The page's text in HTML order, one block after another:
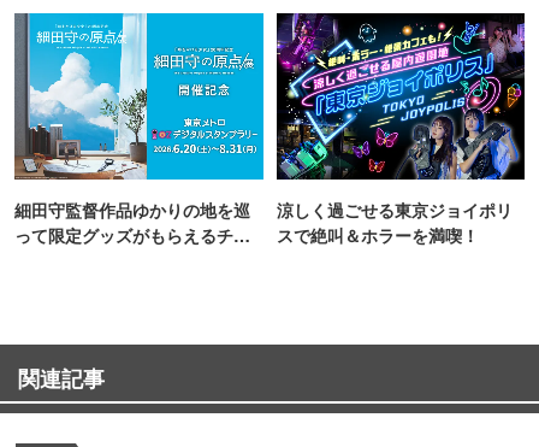
細田守監督作品ゆかりの地を巡
って限定グッズがもらえるチャ
涼しく過ごせる東京ジョイポリ
スで絶叫＆ホラーを満喫！
関連記事